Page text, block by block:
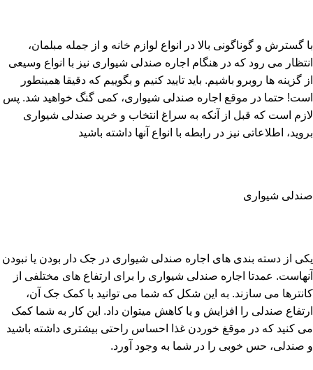
با گسترش و گوناگونی بالا در انواع لوازم خانه و از جمله مبلمان،
انتظار می رود که در هنگام اجاره صندلی شیواری نیز با انواع وسیعی
از گزینه ها روبرو باشیم. باید تایید کنیم و بگوییم که دقیقا همینطور
است! حتما در موقع اجاره صندلی شیواری، کمی گنگ خواهید شد. پس
لازم است که قبل از آنکه به سراغ انتخاب و خرید صندلی شیواری
بروید، اطلاعاتی نیز در رابطه با انواع آنها داشته باشید
صندلی شیواری
یکی از دسته بندی های اجاره صندلی شیواری در جک دار بودن یا نبودن
آنهاست. عمدتا اجاره صندلی شیواری را برای ارتفاع های مختلفی از
کانترها می سازند. به این شکل که شما می توانید با کمک جک آن،
ارتفاع صندلی را افزایش و یا کاهش میتوان داد. این کار به شما کمک
می کنید که در موقغ خوردن غذا احساس راحتی بیشتری داشته باشید
و صندلی، حس خوبی را در شما به وجود آورد.